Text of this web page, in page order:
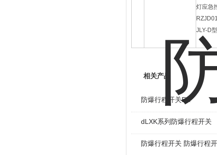
灯应急
JLY-D
相关产品
防爆行程开关EX
dLXK系列防爆行程开关
防爆行程开关 防爆行程